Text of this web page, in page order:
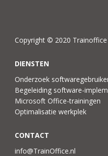
Copyright © 2020 Trainoffice
DIENSTEN
Onderzoek
Begeleiding software-
Microsoft Office-trainingen
Optimalisatie werkplek
CONTACT
info@TrainOffice.nl